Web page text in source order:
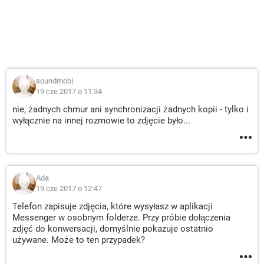
soundmobi
19 cze 2017 o 11:34
nie, żadnych chmur ani synchronizacji żadnych kopii - tylko i
wyłącznie na innej rozmowie to zdjęcie było...
Ada
19 cze 2017 o 12:47
Telefon zapisuje zdjęcia, które wysyłasz w aplikacji
Messenger w osobnym folderze. Przy próbie dołączenia
zdjęć do konwersacji, domyślnie pokazuje ostatnio
używane. Może to ten przypadek?